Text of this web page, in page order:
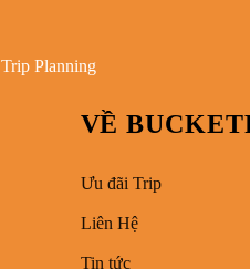
Trip Planning
VỀ
Ưu đãi Trip
Liên Hệ
Tin tức